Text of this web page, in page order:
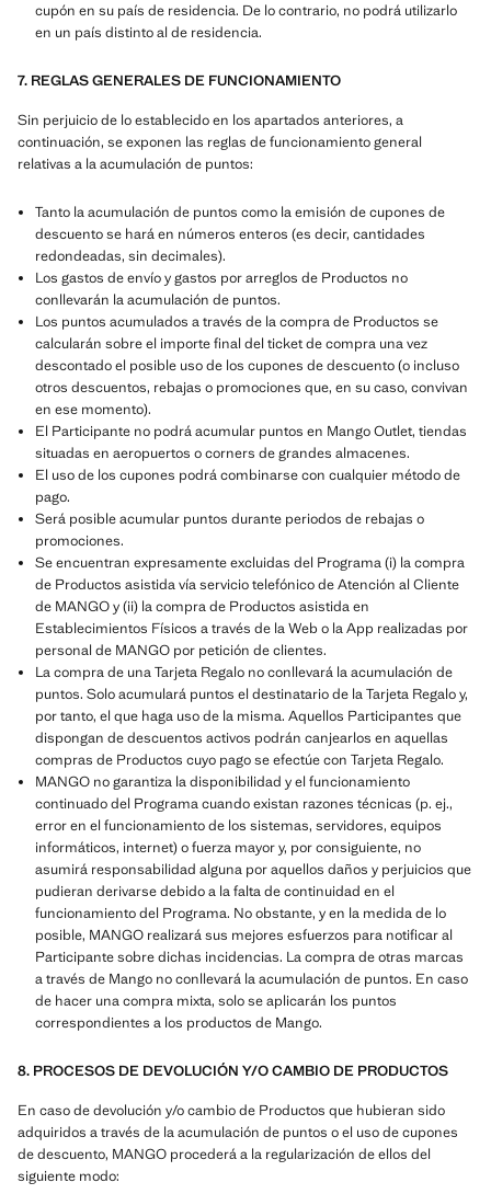
cupón en su país de residencia. De lo contrario, no podrá utilizarlo
en un país distinto al de residencia.
7. REGLAS GENERALES DE FUNCIONAMIENTO
Sin perjuicio de lo establecido en los apartados anteriores, a
continuación, se exponen las reglas de funcionamiento general
relativas a la acumulación de puntos:
Tanto la acumulación de puntos como la emisión de cupones de
descuento se hará en números enteros (es decir, cantidades
redondeadas, sin decimales).
Los gastos de envío y gastos por arreglos de Productos no
conllevarán la acumulación de puntos.
Los puntos acumulados a través de la compra de Productos se
calcularán sobre el importe final del ticket de compra una vez
descontado el posible uso de los cupones de descuento (o incluso
otros descuentos, rebajas o promociones que, en su caso, convivan
en ese momento).
El Participante no podrá acumular puntos en Mango Outlet, tiendas
situadas en aeropuertos o corners de grandes almacenes.
El uso de los cupones podrá combinarse con cualquier método de
pago.
Será posible acumular puntos durante periodos de rebajas o
promociones.
Se encuentran expresamente excluidas del Programa (i) la compra
de Productos asistida vía servicio telefónico de Atención al Cliente
de MANGO y (ii) la compra de Productos asistida en
Establecimientos Físicos a través de la Web o la App realizadas por
personal de MANGO por petición de clientes.
La compra de una Tarjeta Regalo no conllevará la acumulación de
puntos. Solo acumulará puntos el destinatario de la Tarjeta Regalo y,
por tanto, el que haga uso de la misma. Aquellos Participantes que
dispongan de descuentos activos podrán canjearlos en aquellas
compras de Productos cuyo pago se efectúe con Tarjeta Regalo.
MANGO no garantiza la disponibilidad y el funcionamiento
continuado del Programa cuando existan razones técnicas (p. ej.,
error en el funcionamiento de los sistemas, servidores, equipos
informáticos, internet) o fuerza mayor y, por consiguiente, no
asumirá responsabilidad alguna por aquellos daños y perjuicios que
pudieran derivarse debido a la falta de continuidad en el
funcionamiento del Programa. No obstante, y en la medida de lo
posible, MANGO realizará sus mejores esfuerzos para notificar al
Participante sobre dichas incidencias. La compra de otras marcas
a través de Mango no conllevará la acumulación de puntos. En caso
de hacer una compra mixta, solo se aplicarán los puntos
correspondientes a los productos de Mango.
8. PROCESOS DE DEVOLUCIÓN Y/O CAMBIO DE PRODUCTOS
En caso de devolución y/o cambio de Productos que hubieran sido
adquiridos a través de la acumulación de puntos o el uso de cupones
de descuento, MANGO procederá a la regularización de ellos del
siguiente modo: